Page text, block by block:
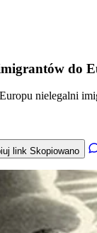
do
nielegalni
link Skopiowano